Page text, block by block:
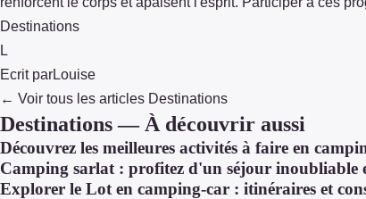
Destinations
L
Ecrit parLouise
← Voir tous les articles Destinations
Destinations — À découvrir aussi
Découvrez les meilleures activités à faire en
Camping sarlat : profitez d'un séjour inoubliable
Explorer le Lot en camping-car : itinéraires et